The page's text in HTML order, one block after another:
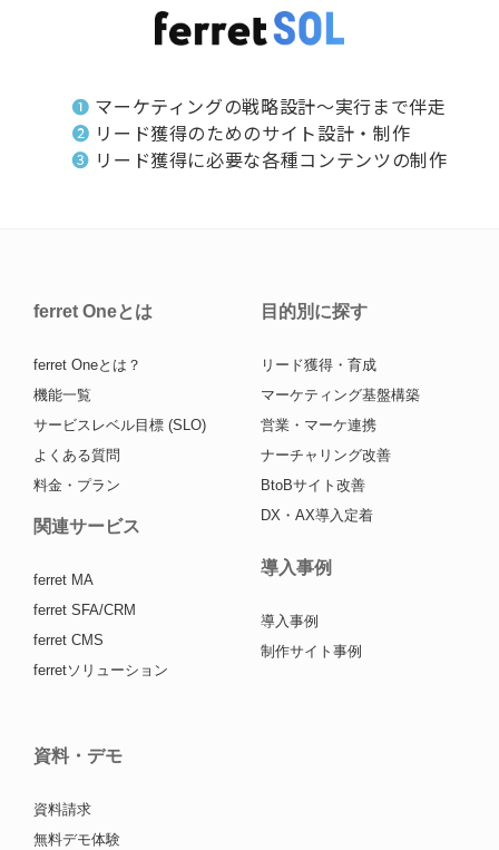
❶ マーケティングの戦略設計～実行まで伴走
❷ リード獲得のためのサイト設計・制作
❸ リード獲得に必要な各種コンテンツの制作
ferret Oneとは
ferret Oneとは？
機能一覧
サービスレベル目標 (SLO)
よくある質問
料金・プラン
関連サービス
ferret MA
ferret SFA/CRM
ferret CMS
ferretソリューション
目的別に探す
リード獲得・育成
マーケティング基盤構築
営業・マーケ連携
ナーチャリング改善
BtoBサイト改善
DX・AX導入定着
導入事例
導入事例
制作サイト事例
資料・デモ
資料請求
無料デモ体験